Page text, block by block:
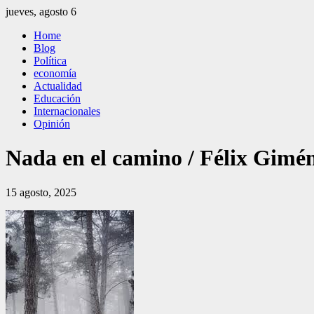
Saltar
contenido
jueves, agosto 6
El Independiente
El independiente Libre y Transparente
Home
Blog
Política
economía
Actualidad
Educación
Internacionales
Opinión
Nada en el camino / Félix
15 agosto, 2025